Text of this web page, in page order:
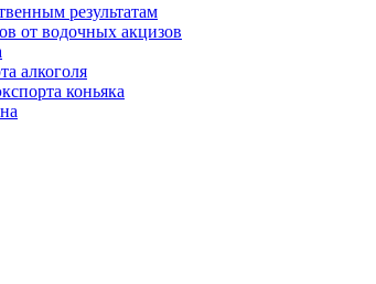
результатам
от водочных акцизов
алкоголя
коньяка